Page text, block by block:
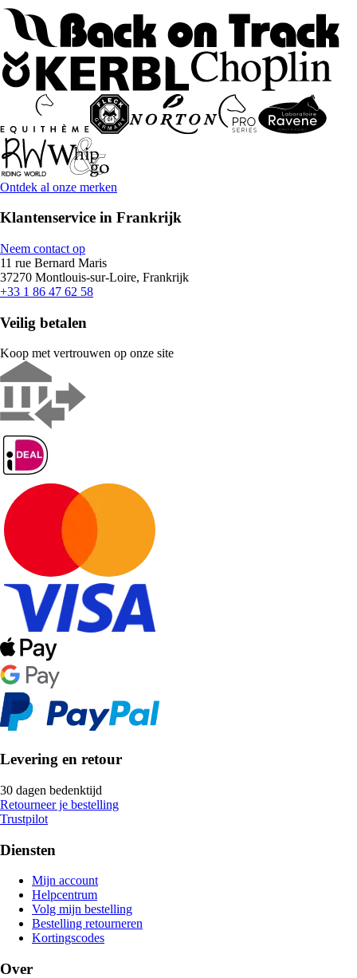
Ontdek al onze merken
Klantenservice in Frankrijk
Neem contact op
11 rue Bernard Maris
37270 Montlouis-sur-Loire, Frankrijk
+33 1 86 47 62 58
Veilig betalen
Koop met vertrouwen op onze site
Levering en retour
30 dagen bedenktijd
Retourneer je bestelling
Trustpilot
Diensten
Mijn account
Helpcentrum
Volg mijn bestelling
Bestelling retourneren
Kortingscodes
Over